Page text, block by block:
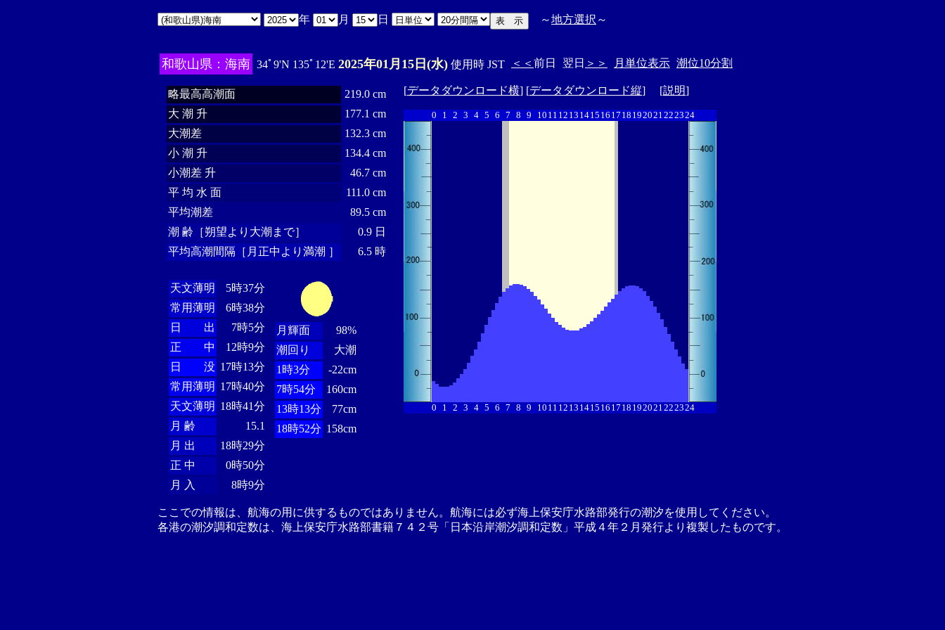
年 月 日 ～地方選択 ～
和歌山県：海南 34ﾟ9'N 135ﾟ12'E 2025年01月15日(水) 使用時 JST ＜＜ 前日 翌日 ＞＞ 月単位表示 潮位10分割
略最高高潮面
219.0 cm
大 潮 升
177.1 cm
大潮差
132.3 cm
小 潮 升
134.4 cm
小潮差 升
46.7 cm
平 均 水 面
111.0 cm
平均潮差
89.5 cm
潮 齢［朔望より大潮まで］
0.9 日
平均高潮間隔［月正中より満潮 ］
6.5 時
天文薄明
5時37分
常用薄明
6時38分
日 出
7時5分
正 中
12時9分
日 没 17時13分
常用薄明 17時40分
天文薄明 18時41分
月 齢
15.1
月 出
18時29分
正 中
0時50分
月 入
8時9分
月輝面
98%
潮回り
大潮
1時3分
-22cm
7時54分
160cm
13時13分
77cm
18時52分 158cm
[データダウンロード横] [データダウンロード縦] [説明]
0 1 2 3 4 5 6 7 8 9 10 11 12 13 1415 16 17 18 192021222324
0 1 2 3 4 5 6 7 8 9 10 11 12 13 1415 16 17 18 192021222324
ここでの情報は、航海の用に供するものではありません。航海には必ず海上保安庁水路部発行の潮汐を使用してください。
各港の潮汐調和定数は、海上保安庁水路部書籍７４２号「日本沿岸潮汐調和定数」平成４年２月発行より複製したものです。